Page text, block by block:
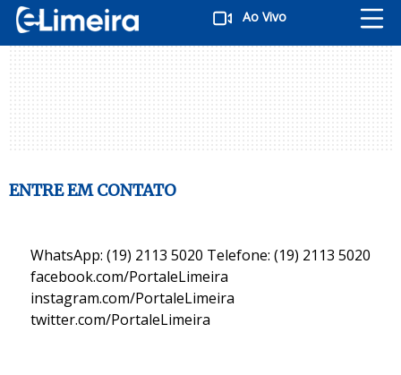
Ao Vivo
ENTRE EM CONTATO
WhatsApp: (19) 2113 5020 Telefone: (19) 2113 5020
facebook.com/PortaleLimeira
instagram.com/PortaleLimeira
twitter.com/PortaleLimeira